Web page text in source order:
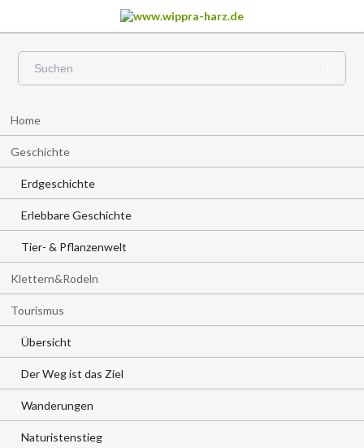
überspringen
Home
Geschichte
Erdgeschichte
Erlebbare Geschichte
Tier- & Pflanzenwelt
Klettern&Rodeln
Tourismus
Übersicht
Der Weg ist das Ziel
Wanderungen
Naturistenstieg